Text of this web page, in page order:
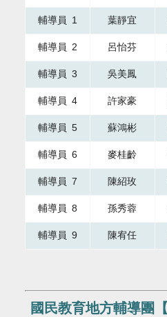
輔導員 1 葉靜宜
輔導員 2 呂怡芬
輔導員 3 吳美鳳
輔導員 4 許家豪
輔導員 5 蘇鴻彬
輔導員 6 麥桂齡
輔導員 7 陳紹玫
輔導員 8 孫秀蓉
輔導員 9 陳宥任
國民教育地方輔導團